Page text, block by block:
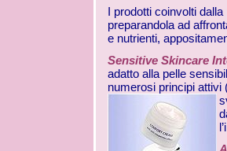
I prodotti coinvolti
preparandola ad
e nutrienti,
Sensitive Skincare
adatto alla pelle
numerosi principi attivi